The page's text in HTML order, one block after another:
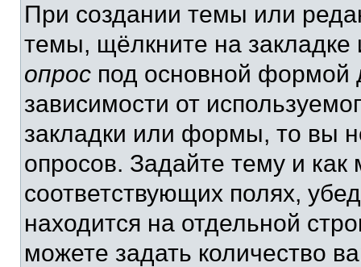
При создании темы или
темы, щёлкните на
опрос под основной формой
зависимости от
закладки или формы, то вы
опросов. Задайте тему и
соответствующих полях,
находится на отдельной
можете задать количество